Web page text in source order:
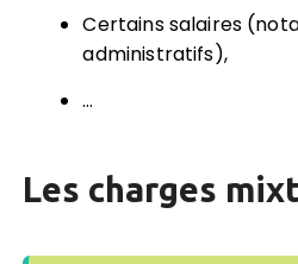
Certains salaires
administratifs),
…
Les charges